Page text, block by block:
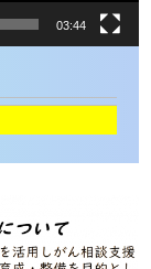
03:44